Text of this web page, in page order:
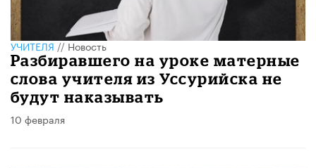
УЧИТЕЛЯ//Новость
Разбиравшего на уроке матерные
слова учителя из Уссурийска не
будут наказывать
10 февраля